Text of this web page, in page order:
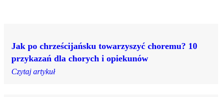
Jak po chrześcijańsku towarzyszyć choremu? 10
przykazań dla chorych i opiekunów
Czytaj artykuł